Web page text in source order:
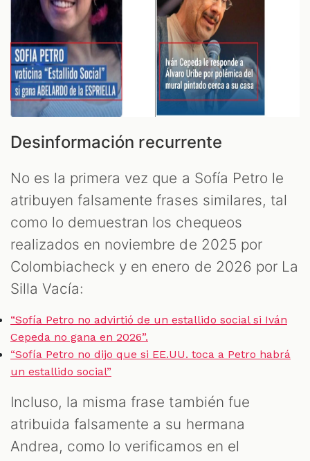
Desinformación recurrente
No es la primera vez que a Sofía Petro le
atribuyen falsamente frases similares, tal
como lo demuestran los chequeos
realizados en noviembre de 2025 por
Colombiacheck y en enero de 2026 por La
Silla Vacía:
“Sofía Petro no advirtió de un estallido social si Iván
Cepeda no gana en 2026”.
“Sofía Petro no dijo que si EE.UU. toca a Petro habrá
un estallido social”
Incluso, la misma frase también fue
atribuida falsamente a su hermana
Andrea, como lo verificamos en el